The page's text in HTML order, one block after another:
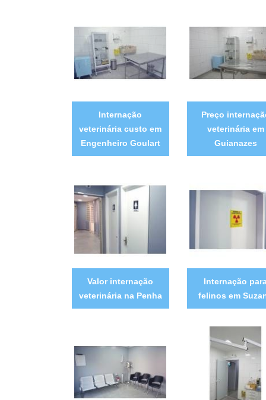
Internação
veterinária custo em
Engenheiro Goulart
Preço
veterinária em
Guianazes
Valor internação
veterinária na Penha
Internação
felinos em